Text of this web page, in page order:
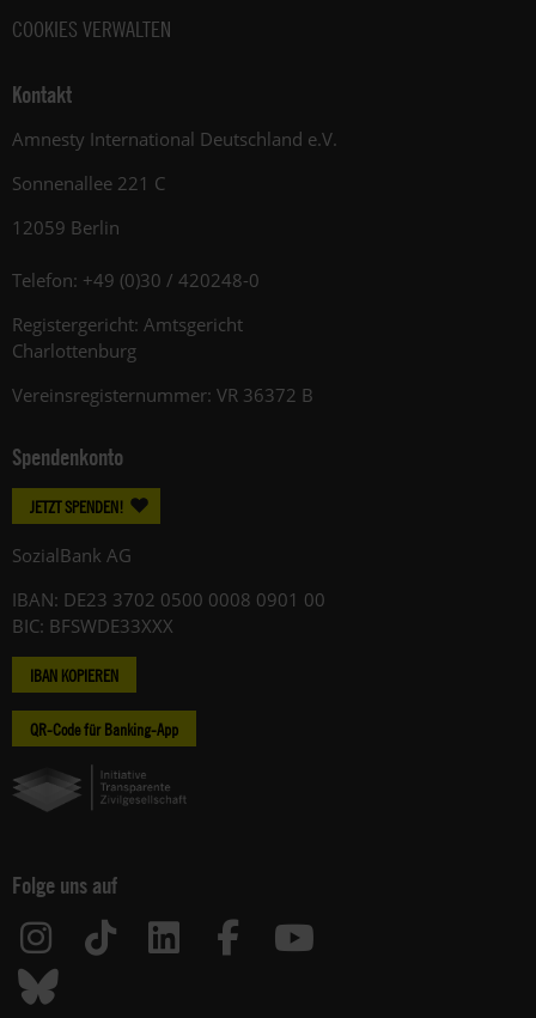
COOKIES VERWALTEN
Kontakt
Amnesty International Deutschland e.V.
Sonnenallee 221 C
12059 Berlin
Telefon: +49 (0)30 / 420248-0
Registergericht: Amtsgericht
Charlottenburg
Vereinsregisternummer: VR 36372 B
Spendenkonto
JETZT SPENDEN!
SozialBank AG
IBAN: DE23 3702 0500 0008 0901 00
BIC: BFSWDE33XXX
IBAN KOPIEREN
QR-Code für Banking-App
Folge uns auf